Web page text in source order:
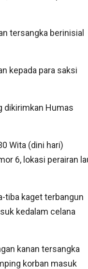
tersangka berinisial
kepada para saksi
dikirimkan Humas
Wita (dini hari)
6, lokasi perairan
tiba kaget terbangun
kedalam celana
kanan tersangka
korban masuk